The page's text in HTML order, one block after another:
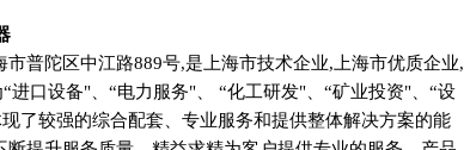
市普陀区中江路889号,是上海市技术企业,上海市优质企业,
进口设备"、“电力服务"、 “化工研发"、“矿业投资"、“设
了较强的综合配套、专业服务和提供整体解决方案的能